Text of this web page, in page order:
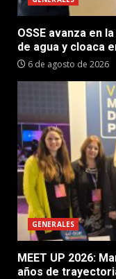
OSSE avanza en
de agua y cloaca
6 de agosto de 2026
GENERALES
MEET UP 2026:
años de